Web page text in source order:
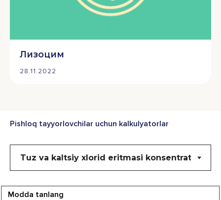
Лизоцим
28.11.2022
Pishloq tayyorlovchilar uchun kalkulyatorlar
Modda tanlang